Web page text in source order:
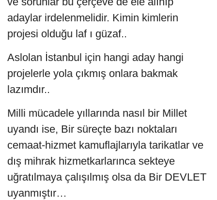
adaylar irdelenmelidir. Kimin kimlerin
projesi olduğu laf ı güzaf..
Aslolan İstanbul için hangi aday hangi
projelerle yola çıkmış onlara bakmak
lazımdır..
Milli mücadele yıllarında nasıl bir Millet
uyandı ise, Bir süreçte bazı noktaları
cemaat-hizmet kamuflajlarıyla tarikatlar ve
dış mihrak hizmetkarlarınca sekteye
uğratılmaya çalışılmış olsa da Bir DEVLET
uyanmıştır…